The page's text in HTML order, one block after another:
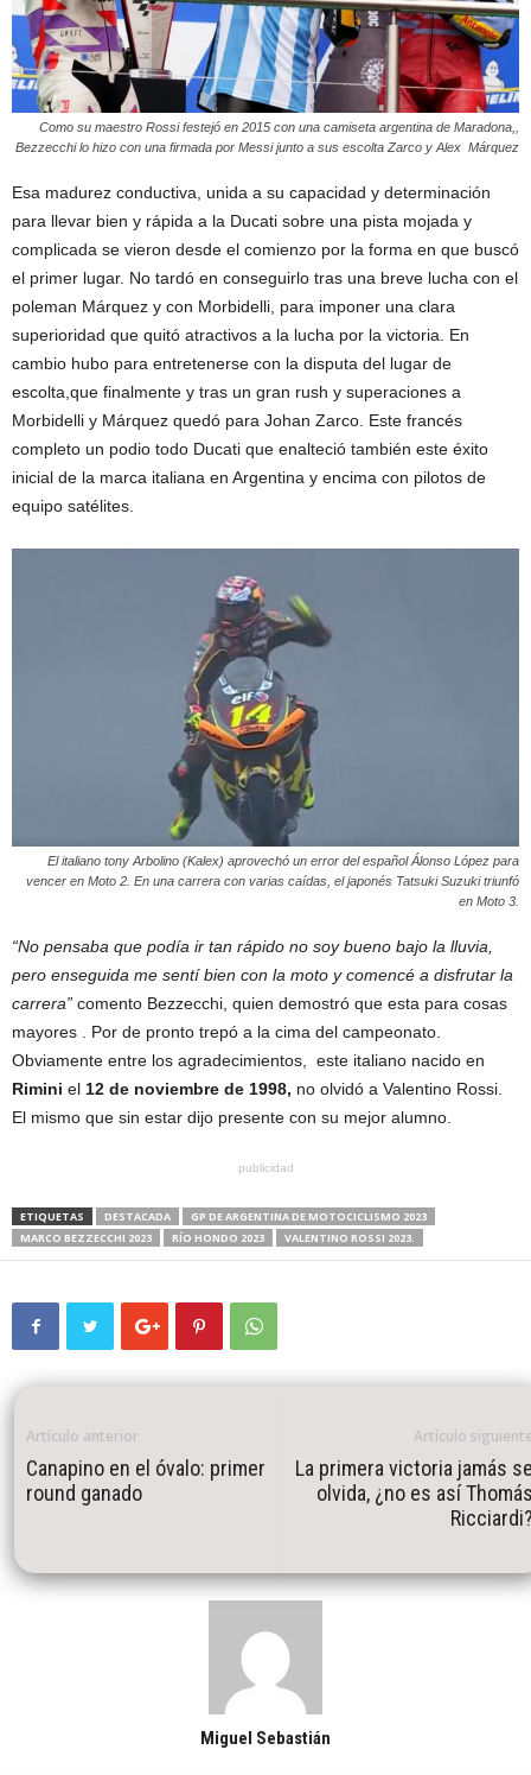
Como su maestro Rossi festejó en 2015 con una camiseta argentina de Maradona,,
Bezzecchi lo hizo con una firmada por Messi junto a sus escolta Zarco y Alex Márquez
Esa madurez conductiva, unida a su capacidad y determinación
para llevar bien y rápida a la Ducati sobre una pista mojada y
complicada se vieron desde el comienzo por la forma en que buscó
el primer lugar. No tardó en conseguirlo tras una breve lucha con el
poleman Márquez y con Morbidelli, para imponer una clara
superioridad que quitó atractivos a la lucha por la victoria. En
cambio hubo para entretenerse con la disputa del lugar de
escolta,que finalmente y tras un gran rush y superaciones a
Morbidelli y Márquez quedó para Johan Zarco. Este francés
completo un podio todo Ducati que enalteció también este éxito
inicial de la marca italiana en Argentina y encima con pilotos de
equipo satélites.
El italiano tony Arbolino (Kalex) aprovechó un error del español Álonso López para
vencer en Moto 2. En una carrera con varias caídas, el japonés Tatsuki Suzuki triunfó
en Moto 3.
“No pensaba que podía ir tan rápido no soy bueno bajo la lluvia,
pero enseguida me sentí bien con la moto y comencé a disfrutar la
carrera” comento Bezzecchi, quien demostró que esta para cosas
mayores . Por de pronto trepó a la cima del campeonato.
Obviamente entre los agradecimientos, este italiano nacido en
Rimini el 12 de noviembre de 1998, no olvidó a Valentino Rossi.
El mismo que sin estar dijo presente con su mejor alumno.
publicidad
ETIQUETAS DESTACADA
GP DE ARGENTINA DE MOTOCICLISMO 2023
MARCO BEZZECCHI 2023
RÍO HONDO 2023 VALENTINO ROSSI 2023.
Artículo anterior
Canapino en el óvalo: primer
round ganado
Artículo
La primera victoria jamás
olvida, ¿no es así
Miguel Sebastián